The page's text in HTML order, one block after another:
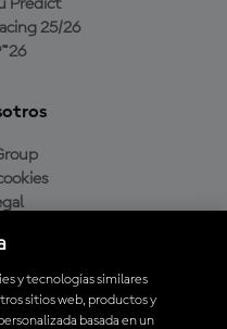
Predict
25/26
y tecnologías similares
sitios web, productos y
basada en un